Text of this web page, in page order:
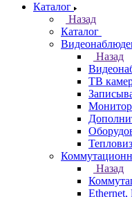
Каталог
Назад
Каталог
Назад
ТВ
Назад
Ethernet,